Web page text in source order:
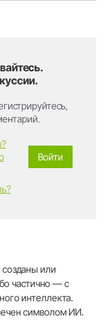
Войти
или
частично — с
интеллекта.
символом ИИ.